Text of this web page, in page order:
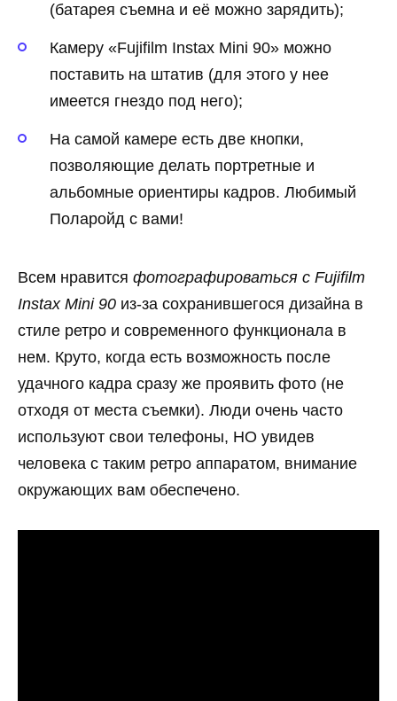
(батарея съемна и её можно зарядить);
Камеру «Fujifilm Instax Mini 90» можно
поставить на штатив (для этого у нее
имеется гнездо под него);
На самой камере есть две кнопки,
позволяющие делать портретные и
альбомные ориентиры кадров. Любимый
Поларойд с вами!
Всем нравится фотографироваться с Fujifilm
Instax Mini 90 из-за сохранившегося дизайна в
стиле ретро и современного функционала в
нем. Круто, когда есть возможность после
удачного кадра сразу же проявить фото (не
отходя от места съемки). Люди очень часто
используют свои телефоны, НО увидев
человека с таким ретро аппаратом, внимание
окружающих вам обеспечено.